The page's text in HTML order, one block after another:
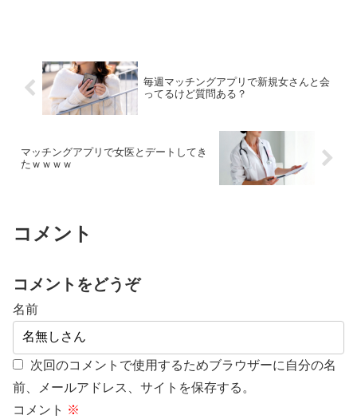
毎週マッチングアプリで新規女さんと会
ってるけど質問ある？
マッチングアプリで女医とデートしてき
たｗｗｗｗ
コメント
コメントをどうぞ
名前
次回のコメントで使用するためブラウザーに自分の名
前、メールアドレス、サイトを保存する。
コメント ※